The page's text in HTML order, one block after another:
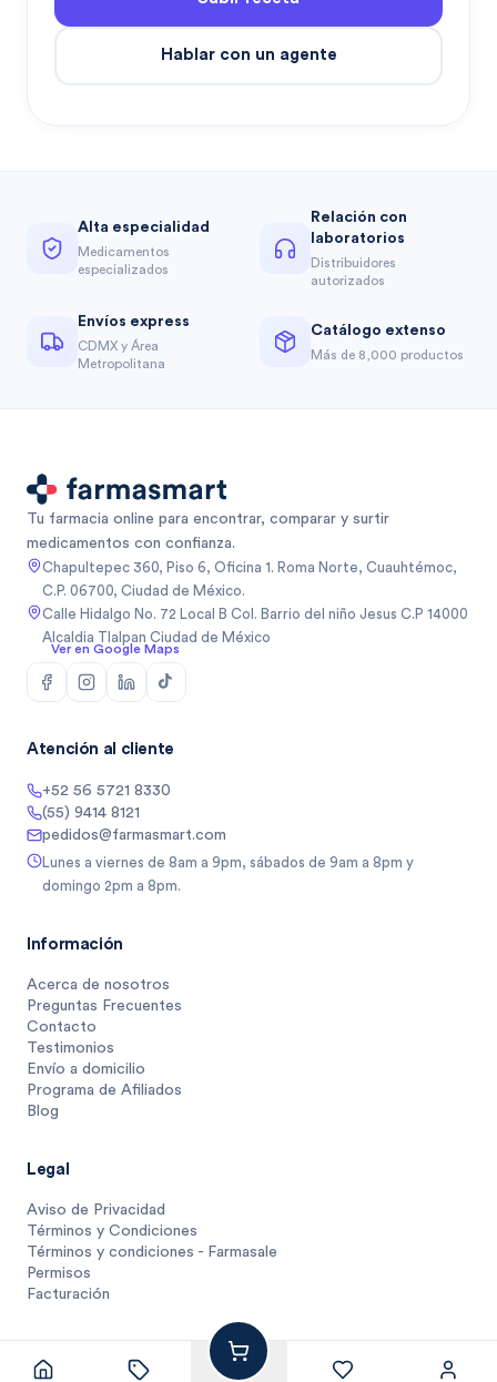
1 unidad $
$18.15
Hablar con un agente
Alta especialidad
Medicamentos
especializados
Relación con
laboratorios
Distribuidores
autorizados
Envíos express
CDMX y Área
Metropolitana
Catálogo extenso
Más de 8,000 productos
Tu farmacia online para encontrar, comparar y surtir
medicamentos con confianza.
Chapultepec 360, Piso 6, Oficina 1. Roma Norte, Cuauhtémoc,
C.P. 06700, Ciudad de México.
Calle Hidalgo No. 72 Local B Col. Barrio del niño Jesus C.P 14000
Alcaldia Tlalpan Ciudad de México
Ver en Google Maps
Atención al cliente
+52 56 5721 8330
(55) 9414 8121
pedidos@farmasmart.com
Lunes a viernes de 8am a 9pm, sábados de 9am a 8pm y
domingo 2pm a 8pm.
Información
Acerca de nosotros
Preguntas Frecuentes
Contacto
Testimonios
Envío a domicilio
Programa de Afiliados
Blog
Legal
Aviso de Privacidad
Términos y Condiciones
Términos y condiciones - Farmasale
Permisos
Facturación